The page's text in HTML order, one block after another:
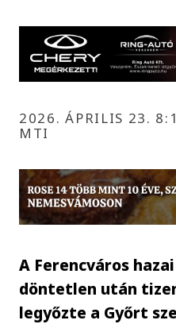
2026. ÁPRILIS 23.
MTI
A Ferencváros
döntetlen után
legyőzte a Győrt